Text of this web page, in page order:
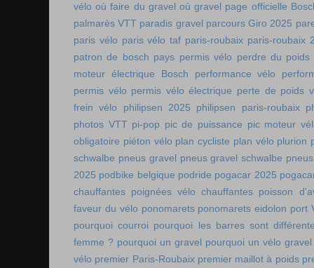
vélo où faire du gravel où gravel page officielle
palmarès VTT paradis gravel parcours Giro 2025
paris vélo paris vélo taf paris-roubaix paris-roubaix
patron de bosch pays permis vélo perdre du poids
moteur électrique Bosch
performance vélo
permis vélo permis vélo électrique perte de poids
frein vélo
philipsen 2025 philipsen paris-roubaix
photos VTT pi-pop pic de puissance pic moteur
obligatoire piéton vélo plan cycliste plan vélo plurion
schwalbe pneus gravel pneus gravel schwalbe
2025 podbike belgique podride pogacar 2025
chauffantes poignées vélo chauffantes poisson
faveur du vélo ponomarets ponomarets eidolon port
pourquoi courroi pourquoi les barres sont
femme ? pourquoi un gravel pourquoi un vélo gravel
vélo premier Paris-Roubaix premier maillot à poids